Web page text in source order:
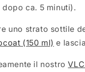
dopo ca. 5 minuti).
uno strato sottile
(150 ml) e
il nostro